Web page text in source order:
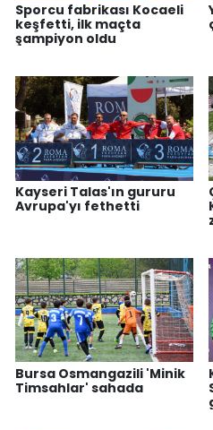
Sporcu fabrikası Kocaeli
keşfetti, ilk maçta
şampiyon oldu
Kayseri Talas'ın gururu
Avrupa'yı fethetti
Bursa Osmangazili 'Minik
Timsahlar' sahada